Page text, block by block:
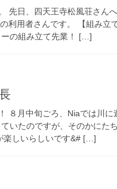
先日、四天王寺松風荘さん
利用者さんです。 【組み立
の組み立て先業！ […]
８月中旬ごろ、Niaでは川
いたのですが、そのかにた
楽しいらしいです&# […]